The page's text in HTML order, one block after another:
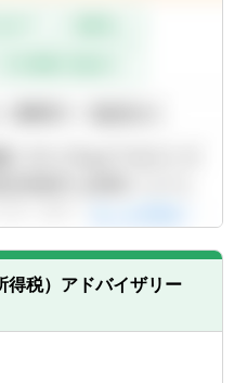
得税）アドバイザリー